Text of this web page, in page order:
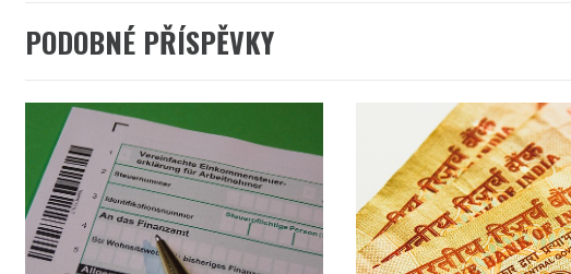
PODOBNÉ PŘÍSPĚVKY